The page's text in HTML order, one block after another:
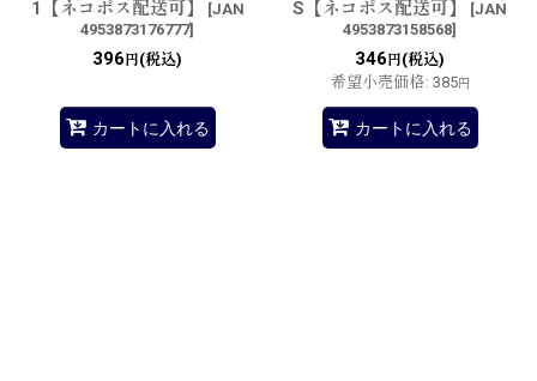
1【ネコポス配送可】
[JAN
4953873176777]
396 円(税込)
カートに入れる
S【ネコポス配送可】
[JAN
4953873158568]
346 円(税込)
希望小売価格: 385円
カートに入れる